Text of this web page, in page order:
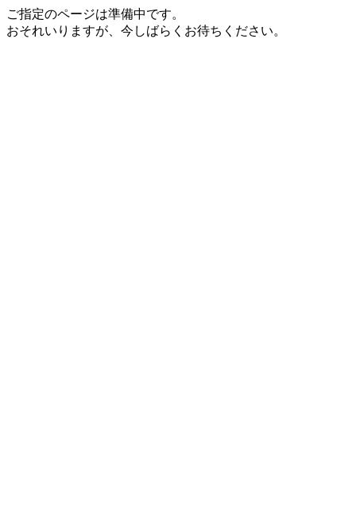
ご指定のページは準備中です。
おそれいりますが、今しばらくお待ちください。